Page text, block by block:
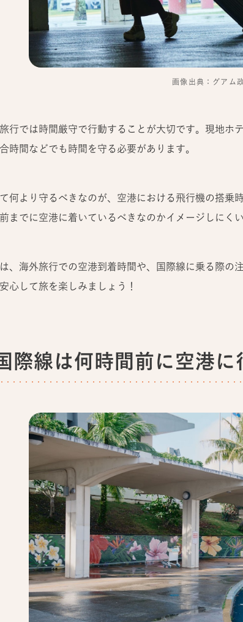
画像出典：グアム
行では時間厳守で行動することが大切です。現地ホ
時間などでも時間を守る必要があります。
何より守るべきなのが、空港における飛行機の搭乗
までに空港に着いているべきなのかイメージしにくい
、海外旅行での空港到着時間や、国際線に乗る際の
心して旅を楽しみましょう！
際線は何時間前に空港に